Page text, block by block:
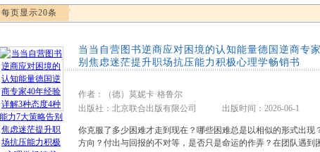
玩具
孕婴服饰
家居日用
家具装饰
鞋
箱包皮具
手表饰品
每页显示20条
当当自营图书逆商应对困境的认知能量德国逆商专
别焦虑迷茫提升职场抗压能力积极心理学畅销书
作者：（德）莫妮卡·格鲁尔
出版社：北京联合出版有限公司 出版时间：2026-06-1
你克服了多少困难才走到现在？哪些困难总是以相似的形式出
方向？付出与回报的不对等，是否只是命运的作弄？在团队遇到